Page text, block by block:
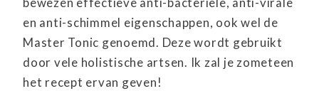
en anti-schimmel eigenschappen, ook wel de
Master Tonic genoemd. Deze wordt gebruikt
door vele holistische artsen. Ik zal je zometeen
het recept ervan geven!